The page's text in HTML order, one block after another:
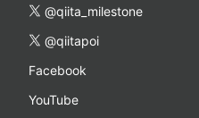
@qiita_milestone
@qiitapoi
Facebook
YouTube